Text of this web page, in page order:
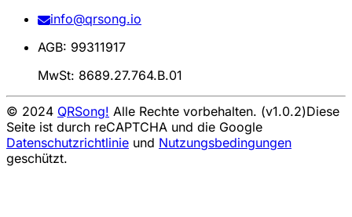
info@qrsong.io
AGB: 99311917
MwSt: 8689.27.764.B.01
© 2024 QRSong! Alle Rechte vorbehalten. (v1.0.2)Diese
Seite ist durch reCAPTCHA und die Google
Datenschutzrichtlinie und Nutzungsbedingungen
geschützt.